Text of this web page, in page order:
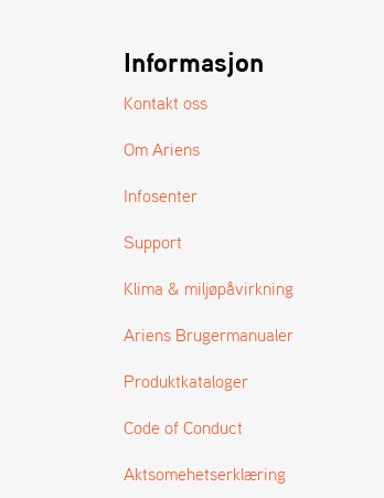
Informasjon
Kontakt oss
Om Ariens
Infosenter
Support
Klima & miljøpåvirkning
Ariens Brugermanualer
Produktkataloger
Code of Conduct
Aktsomehetserklæring